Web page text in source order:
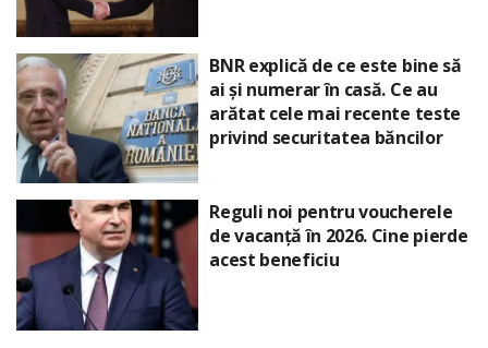
BNR explică de ce este bine să
ai și numerar în casă. Ce au
arătat cele mai recente teste
privind securitatea băncilor
Reguli noi pentru voucherele
de vacanță în 2026. Cine pierde
acest beneficiu